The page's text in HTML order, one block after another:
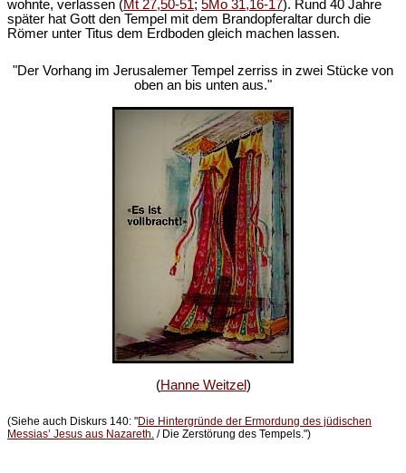
wohnte, verlassen (Mt 27,50-51; 5Mo 31,16-17). Rund 40 Jahre
später hat Gott den Tempel mit dem Brandopferaltar durch die
Römer unter Titus dem Erdboden gleich machen lassen.
"Der Vorhang im Jerusalemer Tempel zerriss in zwei Stücke von
oben an bis unten aus."
(Hanne Weitzel)
(Siehe auch Diskurs 140: "Die Hintergründe der Ermordung des jüdischen
Messias’ Jesus aus Nazareth. / Die Zerstörung des Tempels.")